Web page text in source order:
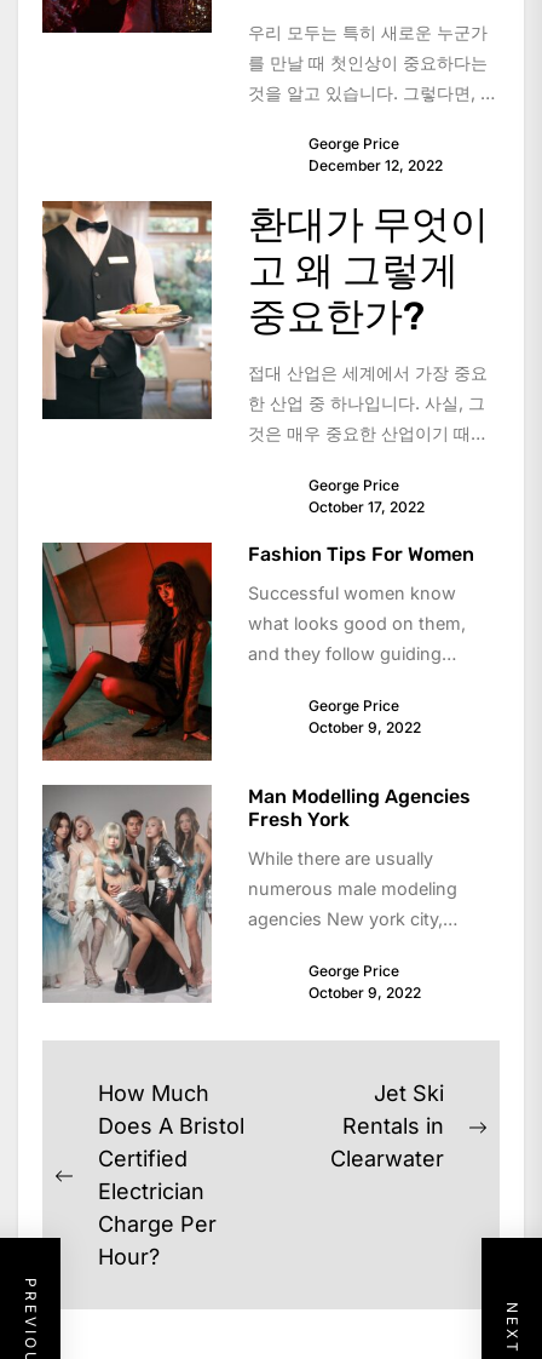
우리 모두는 특히 새로운 누군가
를 만날 때 첫인상이 중요하다는
것을 알고 있습니다. 그렇다면, 만
에게 좋은 인상을...
George Price
December 12, 2022
환대가 무엇이
고 왜 그렇게
중요한가?
접대 산업은 세계에서 가장 중요
한 산업 중 하나입니다. 사실, 그
것은 매우 중요한 산업이기 때문
니다.환대는 손님이나 여행자에
George Price
October 17, 2022
Fashion Tips For Women
Successful women know
what looks good on them,
and they follow guiding
principles, you can create
George Price
October 9, 2022
Man Modelling Agencies
Fresh York
While there are usually
numerous male modeling
agencies New york city,
certainly not exactly the
George Price
October 9, 2022
Post
navigation
Previous
post:
How Much
Does A Bristol
Certified
Electrician
Charge Per
Hour?
Jet Ski
Rentals in
Clearwater